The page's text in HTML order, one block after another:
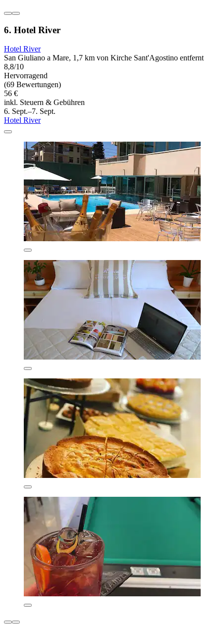
6. Hotel River
Hotel River
San Giuliano a Mare, 1,7 km von Kirche Sant'Agostino entfernt
8,8/10
Hervorragend
(69 Bewertungen)
56 €
inkl. Steuern & Gebühren
6. Sept.–7. Sept.
Hotel River